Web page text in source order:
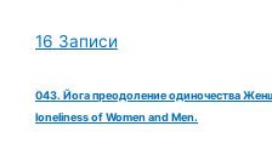
16 Записи
043. Йога преодоление одиночества
loneliness of Women and Men.